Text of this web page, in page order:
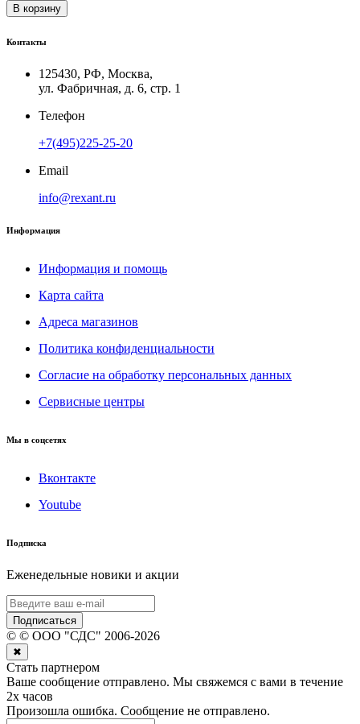
В корзину
Контакты
125430, РФ, Москва,
ул. Фабричная, д. 6, стр. 1
Телефон
+7(495)225-25-20
Email
info@rexant.ru
Информация
Информация и помощь
Карта сайта
Адреса магазинов
Политика конфиденциальности
Согласие на обработку персональных данных
Сервисные центры
Мы в соцсетях
Вконтакте
Youtube
Подписка
Еженедельные новики и акции
Подписаться
© © ООО "СДС" 2006-2026
✖
Стать партнером
Ваше сообщение отправлено. Мы свяжемся с вами в течение
2х часов
Произошла ошибка. Сообщение не отправлено.